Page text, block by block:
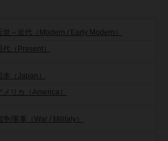
世～近代（Modern / Early Modern）
代（Present）
日本（Japan）
メリカ（America）
戦争/軍事（War / Militaly）